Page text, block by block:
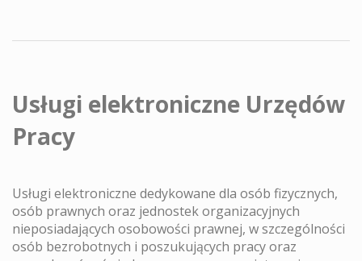
Usługi elektroniczne Urzędów
Pracy
Usługi elektroniczne dedykowane dla osób fizycznych,
osób prawnych oraz jednostek organizacyjnych
nieposiadających osobowości prawnej, w szczególności
osób bezrobotnych i poszukujących pracy oraz